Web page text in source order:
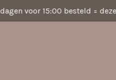
voor 15:00 besteld =